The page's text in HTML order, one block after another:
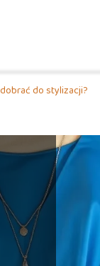
do stylizacji?